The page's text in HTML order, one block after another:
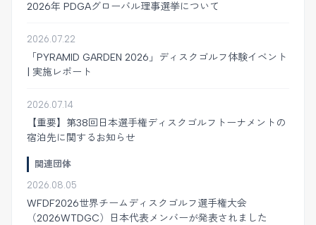
2026年 PDGAグローバル理事選挙について
2026.07.22
「PYRAMID GARDEN 2026」ディスクゴルフ体験イベント
| 実施レポート
2026.07.14
【重要】第38回日本選手権ディスクゴルフトーナメントの
宿泊先に関するお知らせ
関連団体
2026.08.05
WFDF2026世界チームディスクゴルフ選手権大会
（2026WTDGC）日本代表メンバーが発表されました